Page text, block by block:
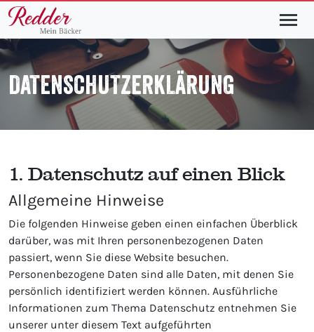
DATENSCHUTZERKLÄRUNG
1. Datenschutz auf einen Blick
Allgemeine Hinweise
Die folgenden Hinweise geben einen einfachen Überblick
darüber, was mit Ihren personenbezogenen Daten
passiert, wenn Sie diese Website besuchen.
Personenbezogene Daten sind alle Daten, mit denen Sie
persönlich identifiziert werden können. Ausführliche
Informationen zum Thema Datenschutz entnehmen Sie
unserer unter diesem Text aufgeführten